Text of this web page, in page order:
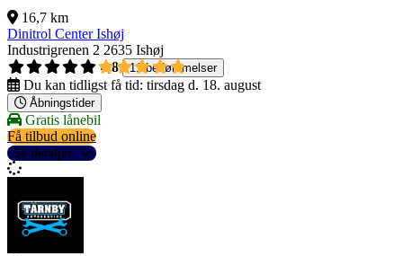
16,7 km
Dinitrol Center Ishøj
Industrigrenen 2 2635 Ishøj
4,8
11 bedømmelser
Du kan tidligst få tid: tirsdag d. 18. august
Åbningstider
Gratis lånebil
Få tilbud online
Se detaljer